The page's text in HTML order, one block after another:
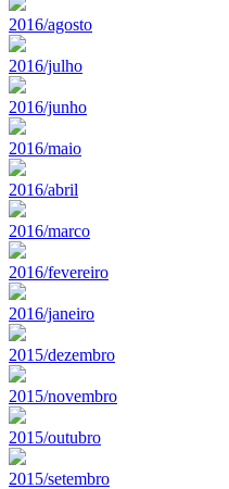
2016/agosto
2016/julho
2016/junho
2016/maio
2016/abril
2016/marco
2016/fevereiro
2016/janeiro
2015/dezembro
2015/novembro
2015/outubro
2015/setembro